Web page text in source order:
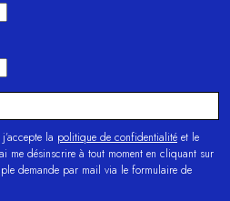
la politique de confidentialité et le
me désinscrire à tout moment en cliquant sur
demande par mail via le formulaire de